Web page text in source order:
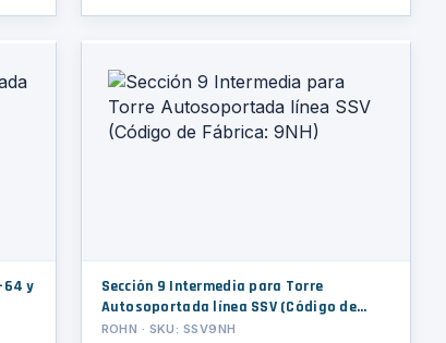
64 y
Sección 9 Intermedia para Torre
Autosoportada línea SSV (Código de
Fábrica: 9NH)
ROHN · SKU: SSV9NH